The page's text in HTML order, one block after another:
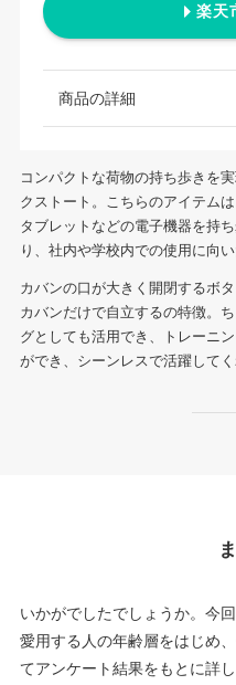
楽天
商品の詳細
コンパクトな荷物の持ち歩きを
クストート。こちらのアイテム
タブレットなどの電子機器を持
り、社内や学校内での使用に向
カバンの口が大きく開閉するボ
カバンだけで自立するの特徴。
グとしても活用でき、トレーニ
ができ、シーンレスで活躍して
いかがでしたでしょうか。今
愛用する人の年齢層をはじめ
てアンケート結果をもとに詳